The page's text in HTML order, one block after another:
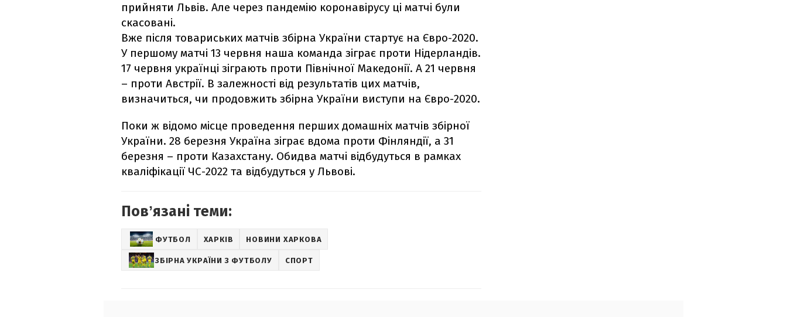
прийняти Львів. Але через пандемію коронавірусу ці матчі були
скасовані.
Вже після товариських матчів збірна України стартує на Євро-2020.
У першому матчі 13 червня наша команда зіграє проти Нідерландів.
17 червня українці зіграють проти Північної Македонії. А 21 червня
– проти Австрії. В залежності від результатів цих матчів,
визначиться, чи продовжить збірна України виступи на Євро-2020.
Поки ж відомо місце проведення перших домашніх матчів збірної
України. 28 березня Україна зіграє вдома проти Фінляндії, а 31
березня – проти Казахстану. Обидва матчі відбудуться в рамках
кваліфікації ЧС-2022 та відбудуться у Львові.
Повʼязані теми:
ФУТБОЛ ХАРКІВ НОВИНИ ХАРКОВА
ЗБІРНА УКРАЇНИ З ФУТБОЛУ СПОРТ